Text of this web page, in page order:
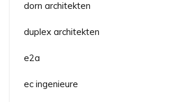
dorn architekten
duplex architekten
e2a
ec ingenieure